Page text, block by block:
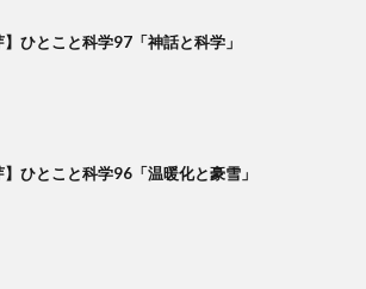
】ひとこと科学97「神話と科学」
】ひとこと科学96「温暖化と豪雪」